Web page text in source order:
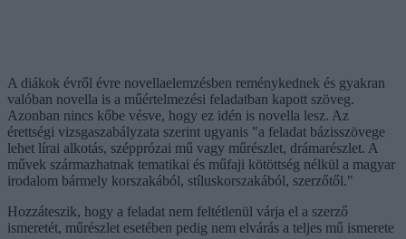
A diákok évről évre novellaelemzésben reménykednek és gyakran
valóban novella is a műértelmezési feladatban kapott szöveg.
Azonban nincs kőbe vésve, hogy ez idén is novella lesz. Az
érettségi vizsgaszabályzata szerint ugyanis "a feladat bázisszövege
lehet lírai alkotás, szépprózai mű vagy műrészlet, drámarészlet. A
művek származhatnak tematikai és műfaji kötöttség nélkül a magyar
irodalom bármely korszakából, stíluskorszakából, szerzőtől."
Hozzáteszik, hogy a feladat nem feltétlenül várja el a szerző
ismeretét, műrészlet esetében pedig nem elvárás a teljes mű ismerete